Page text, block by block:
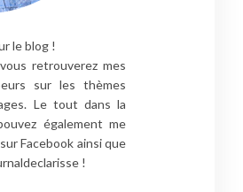
le blog !
retrouverez mes
sur les thèmes
Le tout dans la
également me
Facebook ainsi que
!